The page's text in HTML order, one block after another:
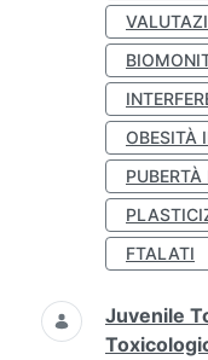
OBESITÀ
PUBERTÀ
FTALATI
Juvenile